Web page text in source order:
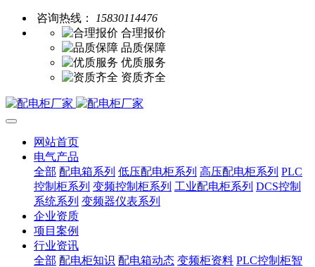
咨询热线：
15830114476
合理报价
品质保障
优质服务
资质齐全
网站首页
电气产品
全部 配电箱系列 低压配电柜系列 高压配电柜系列 PLC
控制柜系列 变频控制柜系列 工业配电柜系列 DCS控制
系统系列 变频器仪表系列
企业资质
项目案例
行业资讯
全部 配电柜知识 配电箱动态 变频柜资料 PLC控制柜智